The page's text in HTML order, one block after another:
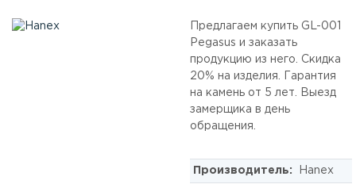
Предлагаем купить GL-001
Pegasus и заказать
продукцию из него. Скидка
20% на изделия. Гарантия
на камень от 5 лет. Выезд
замерщика в день
обращения.
Производитель: Hanex